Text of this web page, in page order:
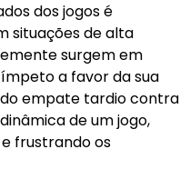
dos jogos é
situações de alta
surgem em
a favor da sua
do empate tardio contra
de um jogo,
frustrando os